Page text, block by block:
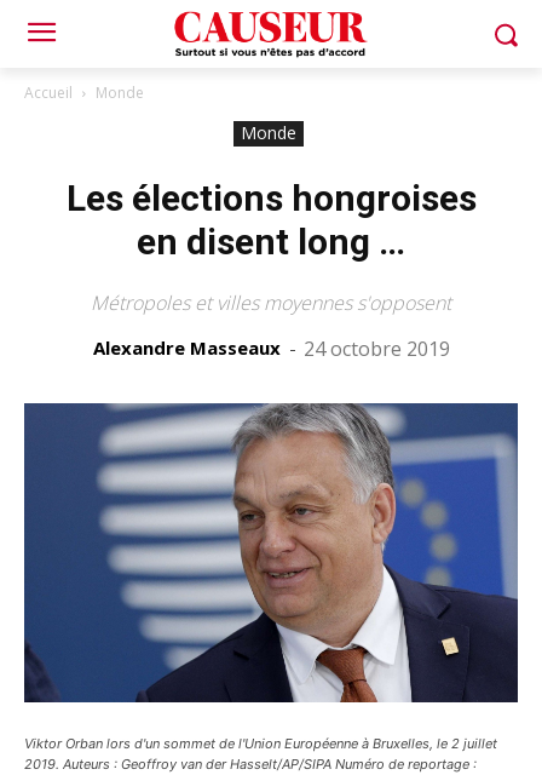
Accueil Monde
Monde
Les élections hongroises
en disent long …
Métropoles et villes moyennes s'opposent
Alexandre Masseaux - 24 octobre 2019
Viktor Orban lors d'un sommet de l'Union Européenne à Bruxelles, le 2 juillet
2019. Auteurs : Geoffroy van der Hasselt/AP/SIPA Numéro de reportage :